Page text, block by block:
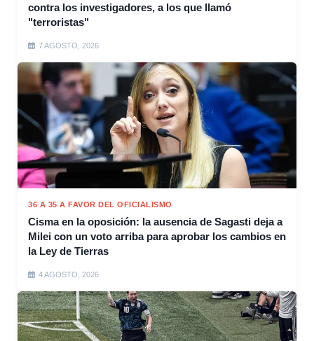
contra los investigadores, a los que llamó
"terroristas"
7 AGOSTO, 2026
36 A 35 A FAVOR DEL OFICIALISMO
Cisma en la oposición: la ausencia de Sagasti deja a
Milei con un voto arriba para aprobar los cambios en
la Ley de Tierras
4 AGOSTO, 2026